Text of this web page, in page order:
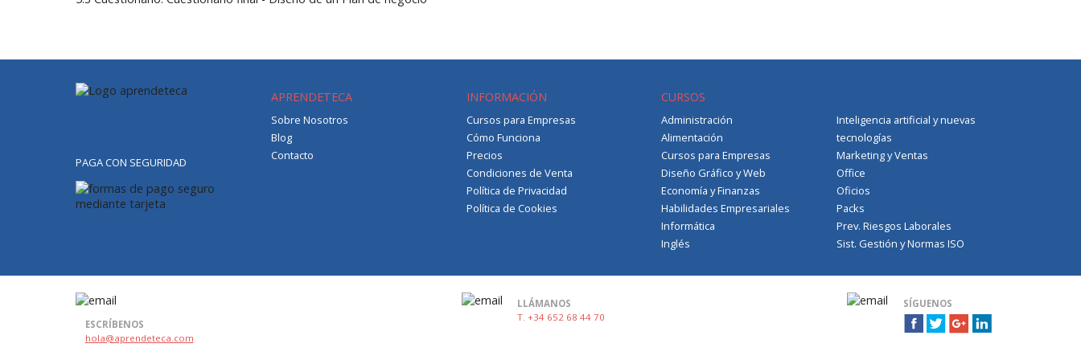
PAGA CON SEGURIDAD
APRENDETECA
Sobre Nosotros
Blog
Contacto
INFORMACIÓN
Cursos para Empresas
Cómo Funciona
Precios
Condiciones de Venta
Política de Privacidad
Política de Cookies
CURSOS
Administración
Alimentación
Cursos para Empresas
Diseño Gráfico y Web
Economía y Finanzas
Habilidades Empresariales
Informática
Inglés
Inteligencia artificial y nuevas
tecnologías
Marketing y Ventas
Office
Oficios
Packs
Prev. Riesgos Laborales
Sist. Gestión y Normas ISO
ESCRÍBENOS
hola@aprendeteca.com
LLÁMANOS
T. +34 652 68 44 70
SÍGUENOS